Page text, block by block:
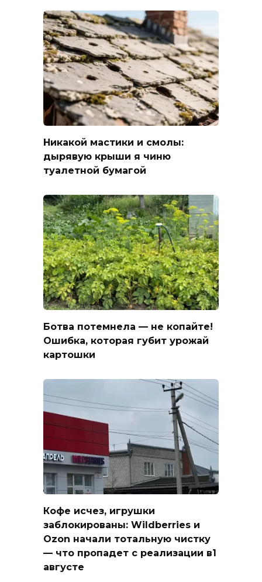
Никакой мастики и смолы:
дырявую крыши я чиню
туалетной бумагой
Ботва потемнела — не копайте!
Ошибка, которая губит урожай
картошки
Кофе исчез, игрушки
заблокированы: Wildberries и
Ozon начали тотальную чистку
— что пропадет с реализации в1
августе